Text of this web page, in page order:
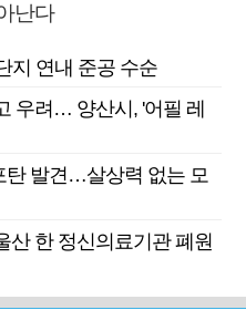
난다
지 연내 준공 수순
우려… 양산시, '어필 레
탄 발견…살상력 없는 모
산 한 정신의료기관 폐원